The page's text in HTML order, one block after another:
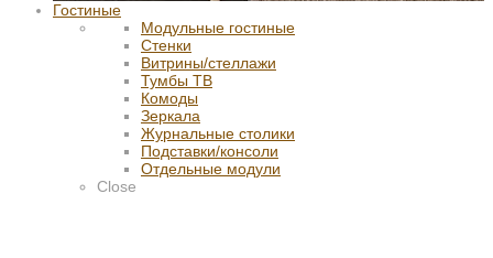
Гостиные
Модульные гостиные
Стенки
Витрины/стеллажи
Тумбы ТВ
Комоды
Зеркала
Журнальные столики
Подставки/консоли
Отдельные модули
Close